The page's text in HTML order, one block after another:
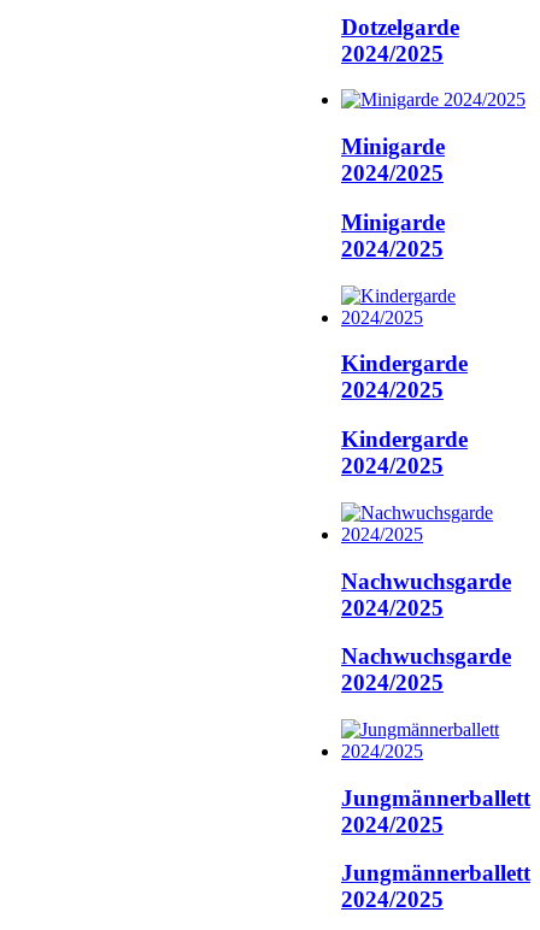
Dotzelgarde
2024/2025
Minigarde
2024/2025
Minigarde
2024/2025
Kindergarde
2024/2025
Kindergarde
2024/2025
Nachwuchsgarde
2024/2025
Nachwuchsgarde
2024/2025
Jungmännerballett
2024/2025
Jungmännerballett
2024/2025